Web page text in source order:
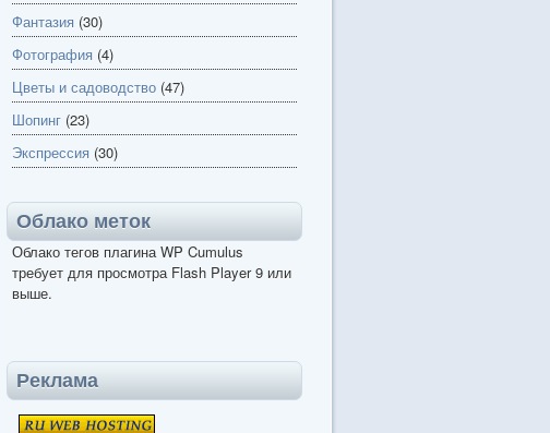
Фантазия (30)
Фотография (4)
Цветы и садоводство (47)
Шопинг (23)
Экспрессия (30)
Облако меток
Облако тегов плагина WP Cumulus
требует для просмотра Flash Player 9 или
выше.
Реклама